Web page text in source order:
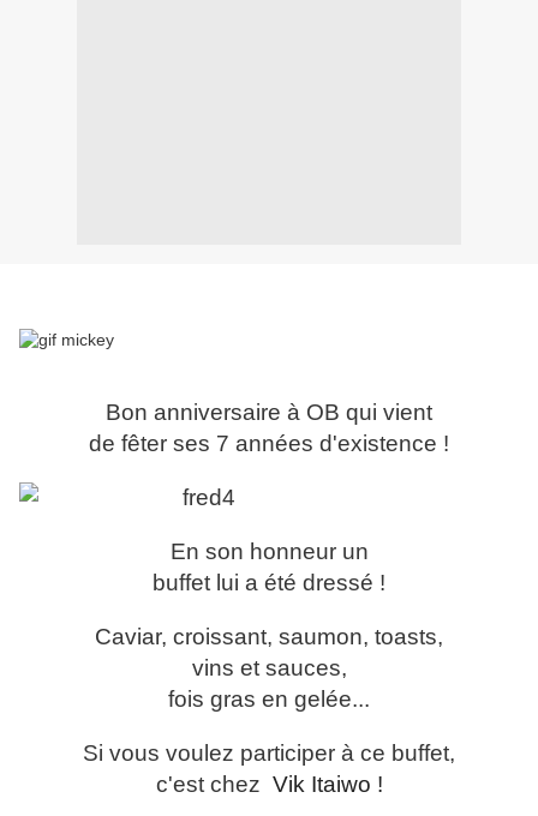
Bon anniversaire à OB qui vient
de fêter ses 7 années d'existence !
En son honneur un
buffet lui a été dressé !
Caviar, croissant, saumon, toasts,
vins et sauces,
fois gras en gelée...
Si vous voulez participer à ce buffet,
c'est chez Vik Itaiwo !